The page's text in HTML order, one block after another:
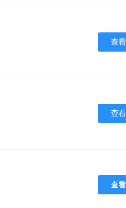
查
查
查